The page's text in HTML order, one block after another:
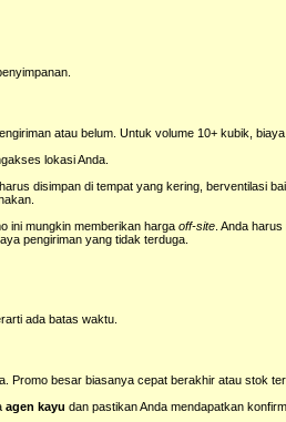
atau belum. Untuk volume 10+ kubik,
lokasi Anda.
disimpan di tempat yang kering, berventilasi
ini mungkin memberikan hargaoff-site . Anda
pengiriman yang tidak terduga.
ada batas waktu.
Promo besar biasanya cepat berakhir atau stok
agen kayu dan pastikan Anda mendapatkan